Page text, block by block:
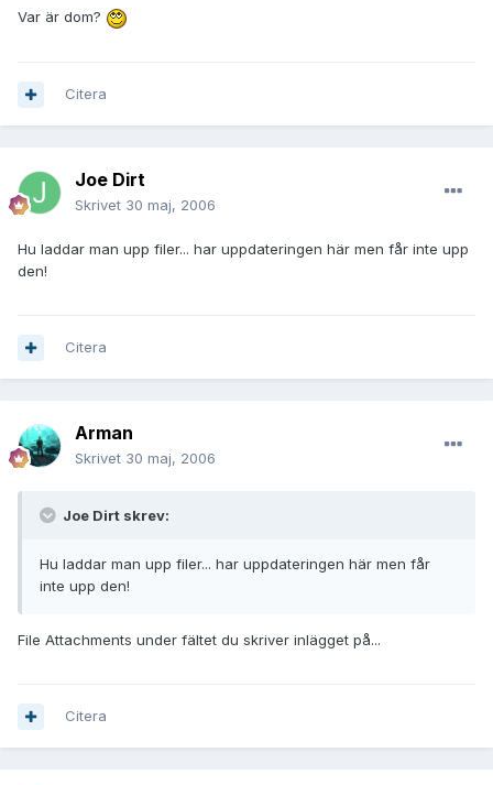
Var är dom?
Citera
Joe Dirt
Skrivet 30 maj, 2006
Hu laddar man upp filer... har uppdateringen här men får inte upp
den!
Citera
Arman
Skrivet 30 maj, 2006
Joe Dirt skrev:
Hu laddar man upp filer... har uppdateringen här men får
inte upp den!
File Attachments under fältet du skriver inlägget på...
Citera